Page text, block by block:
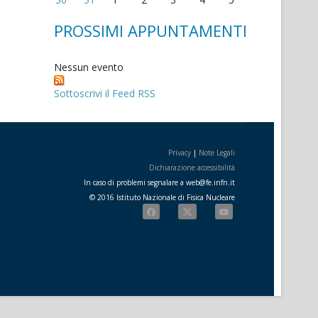
PROSSIMI APPUNTAMENTI
Nessun evento
Sottoscrivi il Feed RSS
Privacy | Note Legali
Dichiarazione accessibilità
In caso di problemi segnalare a web@fe.infn.it
© 2016 Istituto Nazionale di Fisica Nucleare